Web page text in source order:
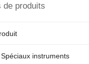
de produits
instruments